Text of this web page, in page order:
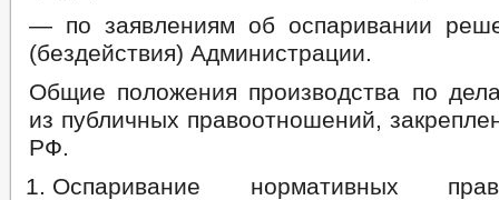
— по заявлениям об оспаривании
(бездействия) Администрации.
Общие положения производства по
из публичных правоотношений,
РФ.
Оспаривание нормативных